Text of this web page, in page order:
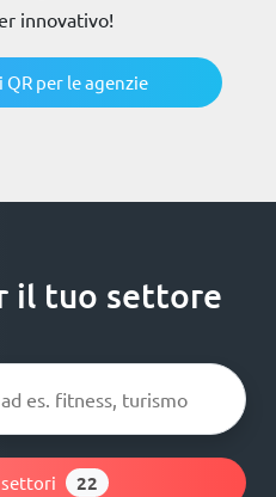
innovativo!
per le agenzie
il tuo settore
22